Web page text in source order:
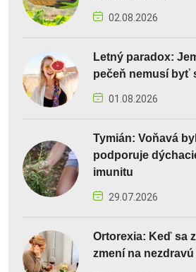
02.08.2026
Letný paradox:
pečeň nemusí byť
01.08.2026
Tymián: Voňavá
podporuje
imunitu
29.07.2026
Ortorexia: Keď sa
zmení na